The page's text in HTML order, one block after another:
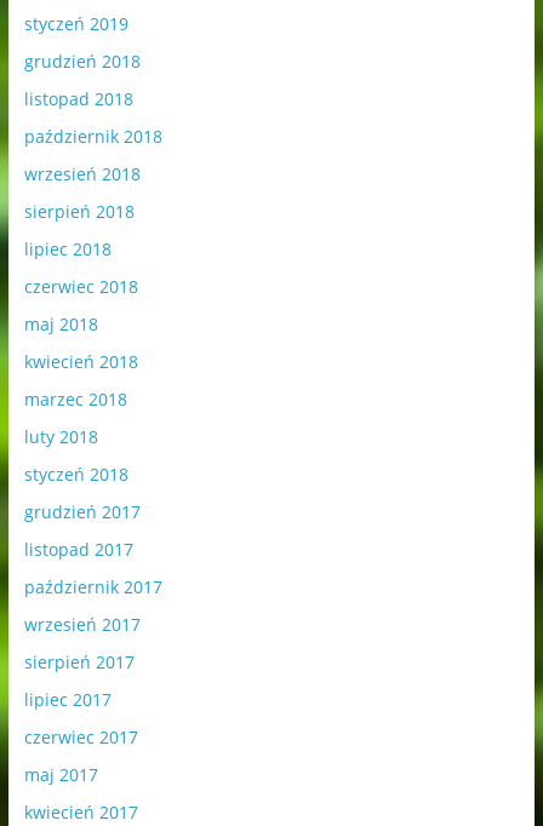
styczeń 2019
grudzień 2018
listopad 2018
październik 2018
wrzesień 2018
sierpień 2018
lipiec 2018
czerwiec 2018
maj 2018
kwiecień 2018
marzec 2018
luty 2018
styczeń 2018
grudzień 2017
listopad 2017
październik 2017
wrzesień 2017
sierpień 2017
lipiec 2017
czerwiec 2017
maj 2017
kwiecień 2017